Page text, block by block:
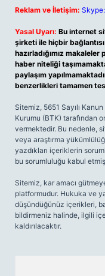
Reklam ve İletişim:
Yasal Uyarı: Bu internet
şirketi ile hiçbir
hazırladığımız
haber niteliği
paylaşım
benzerlikleri tamamen
Sitemiz, 5651 Sayılı
Kurumu (BTK) tarafından
vermektedir. Bu nedenle,
veya araştırma
yazdıkları içeriklerin
bu sorumluluğu kabul etmiş
Sitemiz, kar amacı
platformudur. Hukuka ve
düşündüğünüz içerikleri,
bildirmeniz halinde, ilgili
kaldırılacaktır.